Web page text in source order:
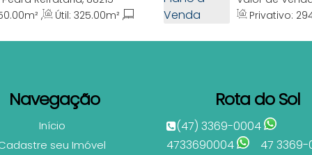
Brasil
.00m² , Útil: 325.00m² ,
Amândio,
Privativo:
14.00m
Navegação
Início
seu Imóvel
Rota do Sol
(47) 3369-0004
4733690004
47